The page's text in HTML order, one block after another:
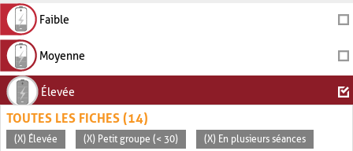
Faible
Moyenne
Élevée
TOUTES LES FICHES (14)
(X) Élevée (X) Petit groupe (< 30) (X) En plusieurs séances